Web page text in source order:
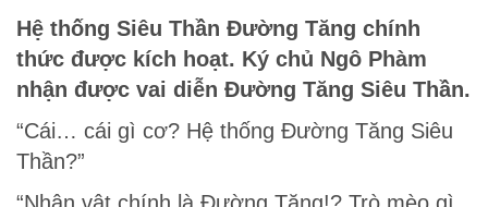
Hệ thống Siêu Thần Đường Tăng chính
thức được kích hoạt. Ký chủ Ngô Phàm
nhận được vai diễn Đường Tăng Siêu Thần.
“Cái… cái gì cơ? Hệ thống Đường Tăng Siêu
Thần?”